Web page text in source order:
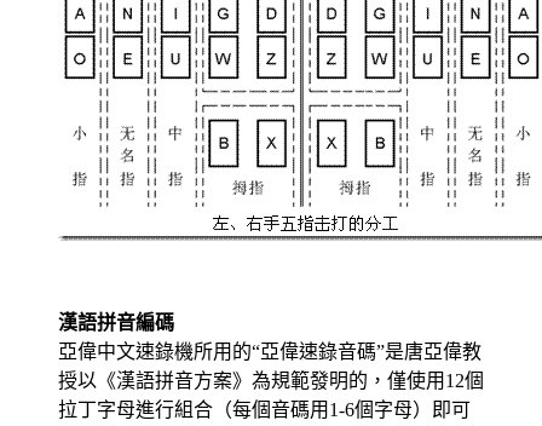
漢語拼音編碼
亞偉中文速錄機所用的“亞偉速錄音碼”是唐亞偉教
授以《漢語拼音方案》為規範發明的，僅使用12個
拉丁字母進行組合（每個音碼用1-6個字母）即可